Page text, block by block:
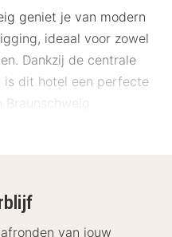
geniet je van modern
ideaal voor zowel
Dankzij de centrale
dit hotel een perfecte
minuten bereik je
haar gezellige pleinen,
van jouw